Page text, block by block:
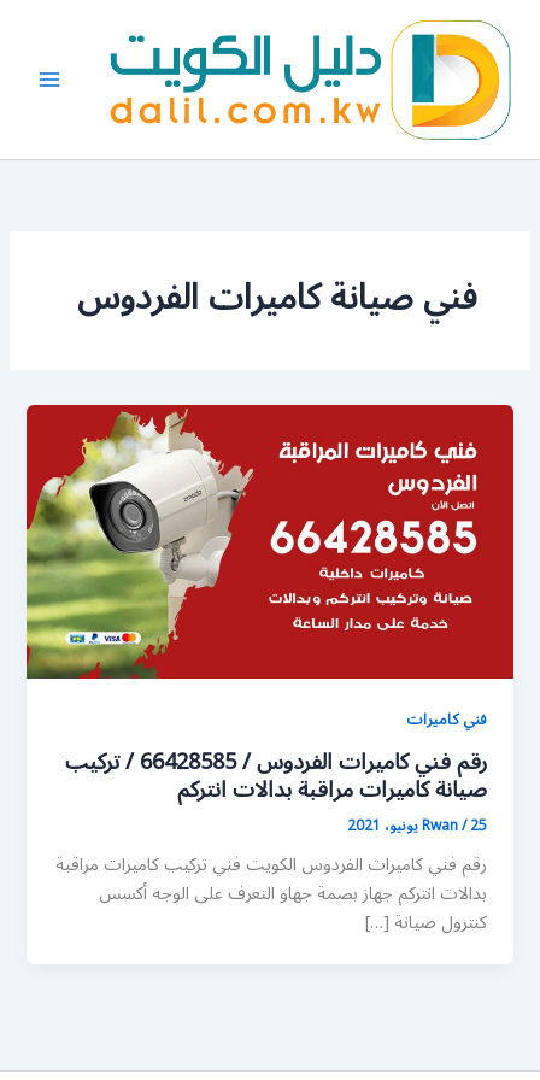
المحتوى
فني صيانة كاميرات الفردوس
فني كاميرات
رقم فني كاميرات الفردوس / 66428585 / تركيب
صيانة كاميرات مراقبة بدالات انتركم
Rwan/25 يونيو، 2021
رقم فني كاميرات الفردوس الكويت فني تركيب كاميرات مراقبة
بدالات انتركم جهاز بصمة جهاو التعرف على الوجه أكسس
كنترول صيانة […]